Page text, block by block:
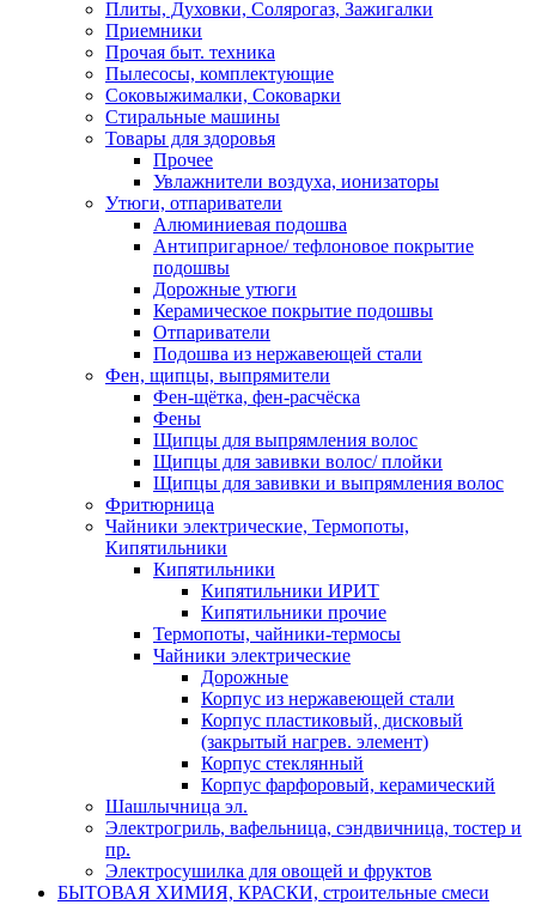
Плиты, Духовки, Солярогаз, Зажигалки
Приемники
Прочая быт. техника
Пылесосы, комплектующие
Соковыжималки, Соковарки
Стиральные машины
Товары для здоровья
Прочее
Увлажнители воздуха, ионизаторы
Утюги, отпариватели
Алюминиевая подошва
Антипригарное/ тефлоновое покрытие
подошвы
Дорожные утюги
Керамическое покрытие подошвы
Отпариватели
Подошва из нержавеющей стали
Фен, щипцы, выпрямители
Фен-щётка, фен-расчёска
Фены
Щипцы для выпрямления волос
Щипцы для завивки волос/ плойки
Щипцы для завивки и выпрямления волос
Фритюрница
Чайники электрические, Термопоты,
Кипятильники
Кипятильники
Кипятильники ИРИТ
Кипятильники прочие
Термопоты, чайники-термосы
Чайники электрические
Дорожные
Корпус из нержавеющей стали
Корпус пластиковый, дисковый
(закрытый нагрев. элемент)
Корпус стеклянный
Корпус фарфоровый, керамический
Шашлычница эл.
Электрогриль, вафельница, сэндвичница, тостер и
пр.
Электросушилка для овощей и фруктов
БЫТОВАЯ ХИМИЯ, КРАСКИ, строительные смеси